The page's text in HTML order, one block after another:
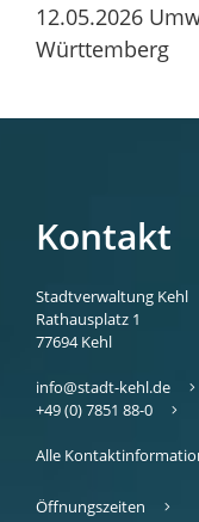
12.05.2026
Württemberg
Kontakt
Stadtverwaltung Kehl
Rathausplatz 1
77694 Kehl
info@stadt-kehl.de
+49 (0) 7851 88-0
Alle
Öffnungszeiten